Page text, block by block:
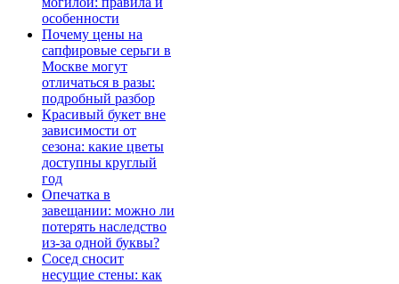
особенности
Почему цены на
сапфировые серьги в
Москве могут
отличаться в разы:
подробный разбор
Красивый букет вне
зависимости от
сезона: какие цветы
доступны круглый
год
Опечатка в
завещании: можно ли
потерять наследство
из-за одной буквы?
Сосед сносит
несущие стены: как